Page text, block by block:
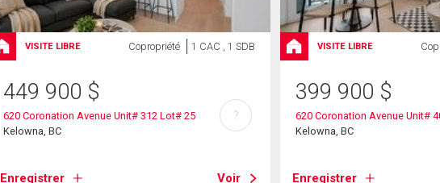
VISITE LIBRE Copropriété 1 CAC , 1 SDB
449 900 $
620 Coronation Avenue Unit# 312 Lot# 25
Kelowna, BC
Enregistrer Voir
?
VISITE LIBRE
399 900 $
620 Coronation Avenue Unit#
Kelowna, BC
Enregistrer